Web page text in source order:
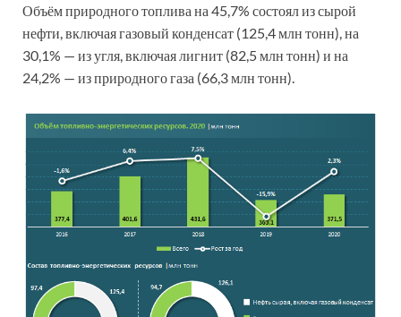
Объём природного топлива на 45,7% состоял из сырой
нефти, включая газовый конденсат (125,4 млн тонн), на
30,1% — из угля, включая лигнит (82,5 млн тонн) и на
24,2% — из природного газа (66,3 млн тонн).